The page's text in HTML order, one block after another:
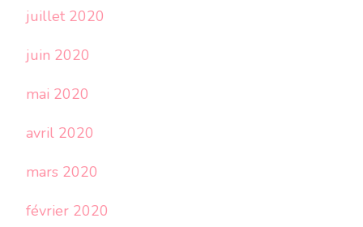
juillet 2020
juin 2020
mai 2020
avril 2020
mars 2020
février 2020